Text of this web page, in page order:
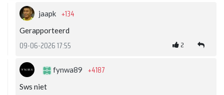
jaapk +134
Gerapporteerd
09-06-2026 17:55 2
fynwa89 +4187
Sws niet